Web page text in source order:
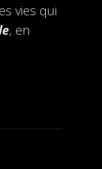
vies qui
, en